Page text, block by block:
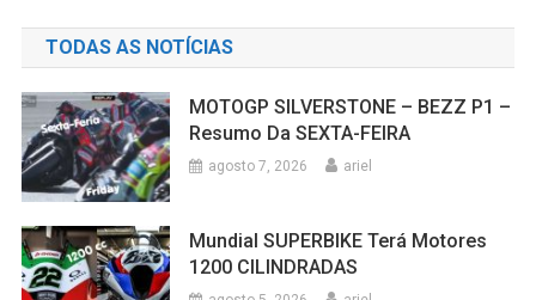
1200 CILINDRADAS
MotoGP X Moto2 X Moto3